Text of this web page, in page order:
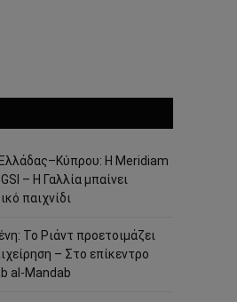
Η Meridiam
– Η Γαλλία μπαίνει
παιχνίδι
Το Ριάντ προετοιμάζει
– Στο επίκεντρο
al-Mandab